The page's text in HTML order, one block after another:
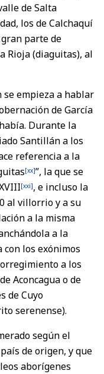
de Salta
los de Calchaquí
gran parte de
Rioja (diaguitas), al
se empieza a hablar
de García
Durante la
Santillán a los
referencia a la
[xx]”, la que se
[xxi], e incluso la
al villorrio y a su
a la misma
a la
los exónimos
a los
Aconcagua o de
de Cuyo
serenense).
según el
de origen, y que
aborígenes